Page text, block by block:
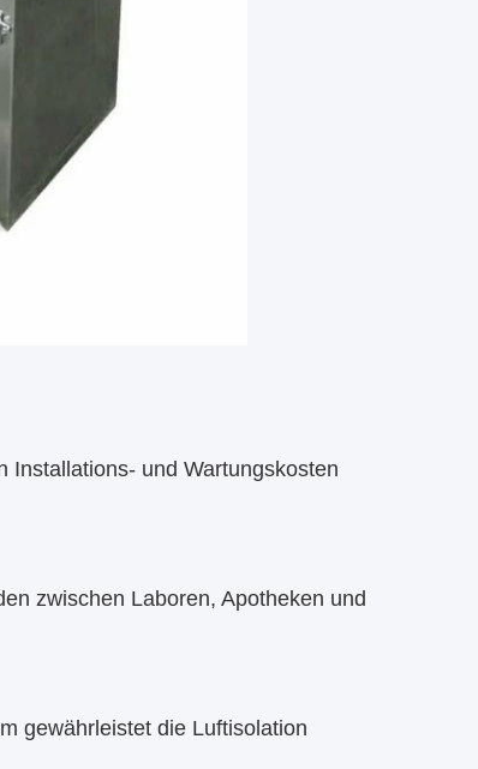
Installations- und Wartungskosten
zwischen Laboren, Apotheken und
gewährleistet die Luftisolation